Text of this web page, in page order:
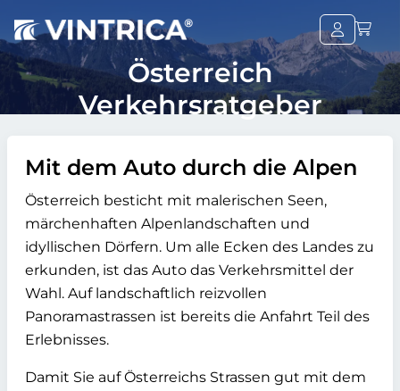
Österreich
Verkehrsratgeber
Mit dem Auto durch die Alpen
Österreich besticht mit malerischen Seen,
märchenhaften Alpenlandschaften und
idyllischen Dörfern. Um alle Ecken des Landes zu
erkunden, ist das Auto das Verkehrsmittel der
Wahl. Auf landschaftlich reizvollen
Panoramastrassen ist bereits die Anfahrt Teil des
Erlebnisses.
Damit Sie auf Österreichs Strassen gut mit dem